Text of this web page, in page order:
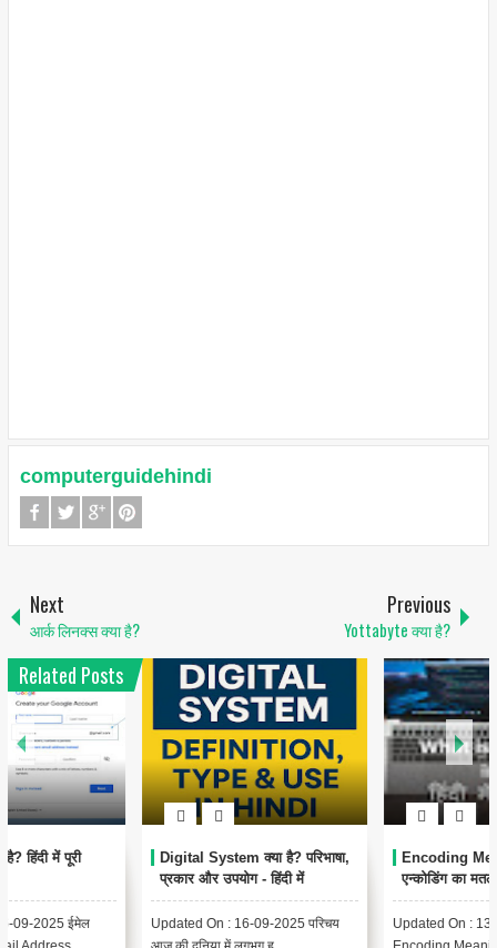
computerguidehindi
Next
आर्क लिनक्स क्या है?
Previous
Yottabyte क्या है?
Related Posts 1
Encoding Meaning in Hindi |
एन्कोडिंग का मतलब और उपयोग
Updated On : 13-09-2025
6
थंबनेल क्या है? | Thumbnail
Meaning in Hindi (YouTube
& Computer Example)
{ "@context": "https://schema.org",